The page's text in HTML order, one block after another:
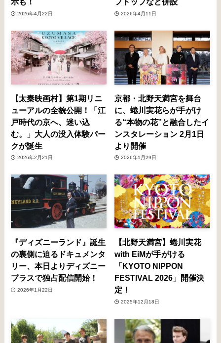
2026年4月22日 2026年4月11日
【太秦映画村】第1期リニ
ューアルの全貌公開！「江
戸時代の京へ、迷い込
む。」大人の没入体験パー
クが誕生
2026年2月21日
京都・北野天満宮を舞台
に、蜷川実花らが手がけ
る“本物の花”と融合したイ
ンスタレーション 2月1日
より開催
2026年1月29日
『ディズニーランド』誕生
の裏側に迫るドキュメンタ
リー、本日よりディズニー
プラスで独占配信開始！
2026年1月22日
【北野天満宮】蜷川実花
with EiMが手がける
「KYOTO NIPPON
FESTIVAL 2026」開催決
定！
2025年12月18日